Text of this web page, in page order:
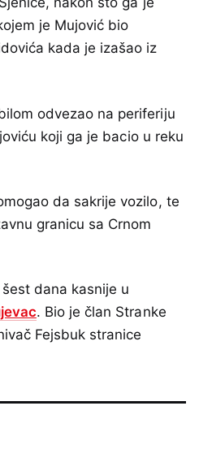
je Mujović bio
kada je izašao iz
odvezao na periferiju
koji ga je bacio u reku
da sakrije vozilo, te
granicu sa Crnom
dana kasnije u
. Bio je član Stranke
Fejsbuk stranice